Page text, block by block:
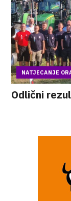
NATJECANJE
Odlični